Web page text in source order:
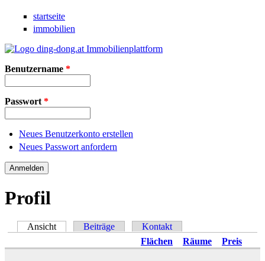
Direkt zum Inhalt
startseite
immobilien
Benutzername *
Passwort *
Neues Benutzerkonto erstellen
Neues Passwort anfordern
Profil
Ansicht (aktiver Reiter)
Beiträge
Kontakt
Flächen
Räume Preis